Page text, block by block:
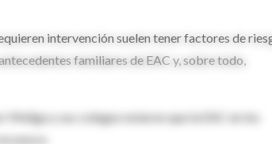
intervención suelen tener factores de
familiares de EAC y, sobre todo,
y sus colegas notaron que la EAC en los